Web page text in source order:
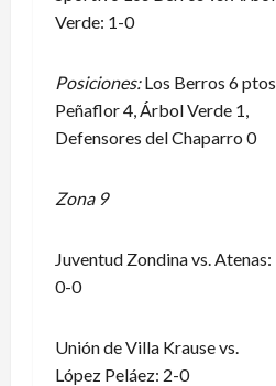
Verde: 1-0
Posiciones:Los Berros 6 ptos,
Peñaflor 4, Árbol Verde 1,
Defensores del Chaparro 0
Zona 9
Juventud Zondina vs. Atenas:
0-0
Unión de Villa Krause vs.
López Peláez: 2-0